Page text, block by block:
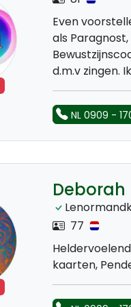
Even
als
d.m.v zingen.
NL 0909 -
Deborah
77
kaarten,